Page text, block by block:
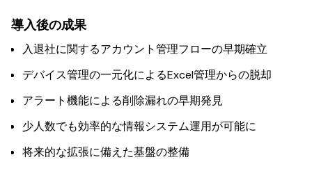
導入後の成果
入退社に関するアカウント管理フローの早期確立
デバイス管理の一元化によるExcel管理からの脱却
アラート機能による削除漏れの早期発見
少人数でも効率的な情報システム運用が可能に
将来的な拡張に備えた基盤の整備